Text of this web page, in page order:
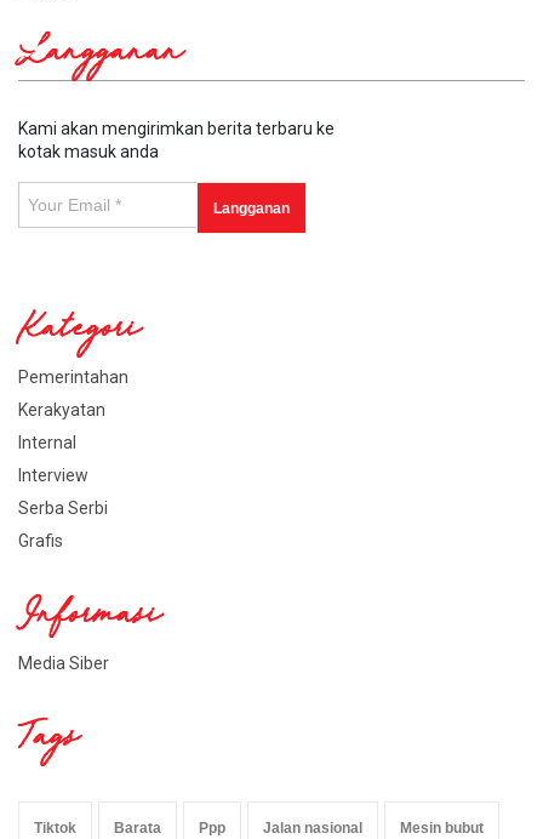
Langganan
Kami akan mengirimkan berita terbaru ke
kotak masuk anda
Kategori
Pemerintahan
Kerakyatan
Internal
Interview
Serba Serbi
Grafis
Informasi
Media Siber
Tags
Tiktok Barata Ppp Jalan nasional Mesin bubut